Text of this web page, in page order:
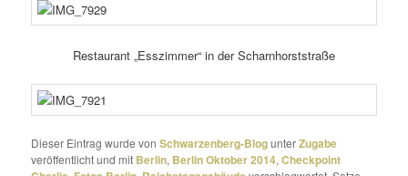
Restaurant „Esszimmer“ in der Scharnhorststraße
Dieser Eintrag wurde vonSchwarzenberg-BlogunterZugabe
veröffentlicht und mit Berlin, Berlin Oktober 2014,Checkpoint